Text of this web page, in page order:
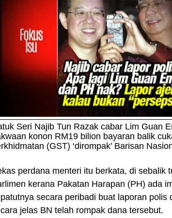
Seri Najib Tun Razak cabar Lim Guan
konon RM19 bilion bayaran balik
(GST) ‘dirompak’ Barisan
perdana menteri itu berkata, di sebalik
kerana Pakatan Harapan (PH) ada
secara peribadi buat laporan polis
jelas BN telah rompak dana tersebut.